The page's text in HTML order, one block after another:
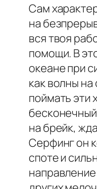
Сам
на
вся твоя
помощи. В
океане при
как волны
поймать эти
на брейк,
Серфинг он
споте и